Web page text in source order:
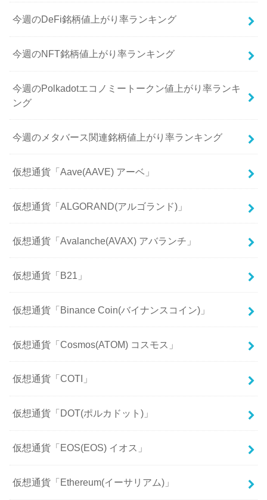
今週のDeFi銘柄値上がり率ランキング
今週のNFT銘柄値上がり率ランキング
今週のPolkadotエコノミートークン値上がり率ランキ
ング
今週のメタバース関連銘柄値上がり率ランキング
仮想通貨「Aave(AAVE) アーベ」
仮想通貨「ALGORAND(アルゴランド)」
仮想通貨「Avalanche(AVAX) アバランチ」
仮想通貨「B21」
仮想通貨「Binance Coin(バイナンスコイン)」
仮想通貨「Cosmos(ATOM) コスモス」
仮想通貨「COTI」
仮想通貨「DOT(ポルカドット)」
仮想通貨「EOS(EOS) イオス」
仮想通貨「Ethereum(イーサリアム)」